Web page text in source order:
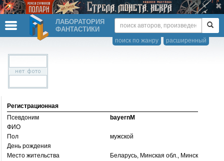
ЛАБОРАТОРИЯ
ФАНТАСТИКИ
расширенный
поиск по жанру
Регистрационная
Псевдоним
bayernM
ФИО
Пол
мужской
День рождения
Место жительства
Беларусь, Минская обл., Минск